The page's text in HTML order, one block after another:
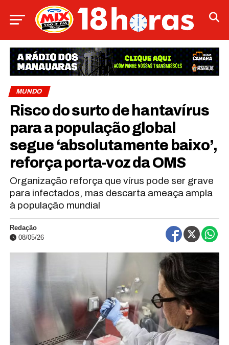
MUNDO
Risco do surto de hantavírus
para a população global
segue ‘absolutamente baixo’,
reforça porta-voz da OMS
Organização reforça que vírus pode ser grave
para infectados, mas descarta ameaça ampla
à população mundial
Redação
08/05/26